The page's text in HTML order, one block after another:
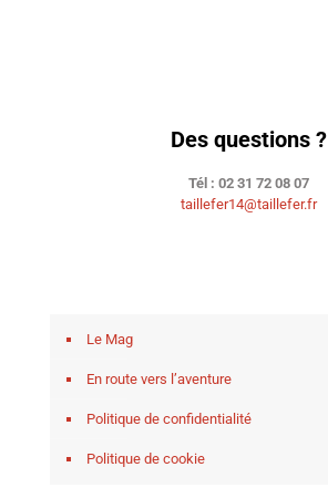
Des questions ?
Tél : 02 31 72 08 07
taillefer14@taillefer.fr
Le Mag
En route vers l’aventure
Politique de confidentialité
Politique de cookie